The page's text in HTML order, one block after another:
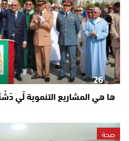
ها هي المشاريع التنموية لِّي
صحة